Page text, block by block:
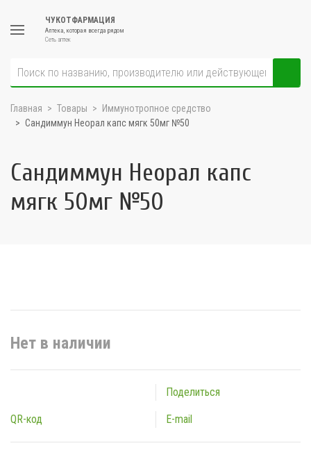
ЧУКОТФАРМАЦИЯ
Аптека, которая всегда рядом
Сеть аптек
Главная Товары
Иммунотропное средство
Сандиммун Неорал капс мягк 50мг №50
Сандиммун Неорал капс
мягк 50мг №50
Нет в наличии
Поделиться
QR-код E-mail